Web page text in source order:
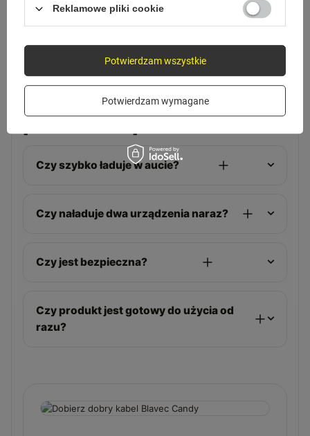
FAQ
Pytania, które zadajesz
przed zakupem
Czy szybko ładuje w aucie?
Czy naładuje dwa urządzenia naraz?
Czy jest bezpieczna?
Czy produkt jest gotowy do użycia od
razu?
Reklamowe pliki cookie
Potwierdzam wymagane
Potwierdzam wszystkie